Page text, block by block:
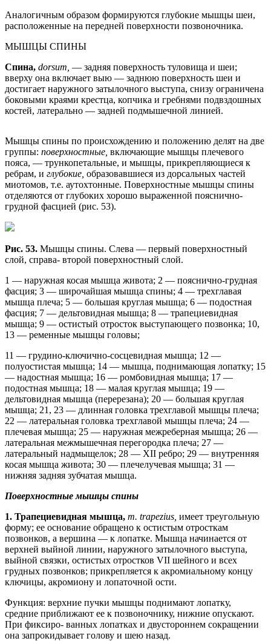
Аналогичным образом формируются глубокие мышцы шеи,
расположенные на передней поверхности позвоночника.
МЫШЦЫ СПИНЫ
Спина, dorsum, — задняя поверхность туловища и шеи;
вверху она включает выю — заднюю поверхность шеи и
достигает наружного затылочного выступа, снизу ограничена
боковыми краями крестца, копчика и гребнями подвздошных
костей, латерально — задней подмышечной линией.
Мышцы спины по происхождению и положению делят на две
группы: поверхностные, включающие мышцы плечевого
пояса, — трункопетальные, и мышцы, прикрепляющиеся к
ребрам, и глубокие, образовавшиеся из дорсальных частей
миотомов, т.е. аутохтонные. Поверхностные мышцы спины
отделяются от глубоких хорошо выраженной пояснично-
грудной фасцией (рис. 53).
Рис. 53. Мышцы спины. Слева — первый поверхностный
слой, справа- второй поверхностный слой.
1 — наружная косая мышца живота; 2 — пояснично-грудная
фасция; 3 — широчайшая мышца спины; 4 — трехглавая
мышца плеча; 5 — большая круглая мышца; 6 — подостная
фасция; 7 — дельтовидная мышца; 8 — трапециевидная
мышца; 9 — остистый отросток выступающего позвонка; 10,
13 — ременные мышцы головы;
11 — грудино-ключично-сосцевидная мышца; 12 —
полуостистая мышца; 14 — мышца, поднимающая лопатку; 15
— надостная мышца; 16 — ромбовидная мышца; 17 —
подостная мышца; 18 — малая круглая мышца; 19 —
дельтовидная мышца (перерезана); 20 — большая круглая
мышца; 21, 23 — длинная головка трехглавой мышцы плеча;
22 — латеральная головка трехглавой мышцы плеча; 24 —
плечевая мышца; 25 — наружная межреберная мышца; 26 —
латеральная межмышечная перегородка плеча; 27 —
латеральный надмыщелок; 28 — XII ребро; 29 — внутренняя
косая мышца живота; 30 — плечелучевая мышца; 31 —
нижняя задняя зубчатая мышца.
Поверхностные мышцы спины
1. Трапециевидная мышца, т. trapezius, имеет треугольную
форму; ее основание обращено к остистым отросткам
позвонков, а вершина — к лопатке. Мышца начинается от
верхней выйной линии, наружного затылочного выступа,
выйной связки, остистых отростков VII шейного и всех
грудных позвонков; прикрепляется к акромиальному концу
ключицы, акромиону и лопаточной ости.
Функция: верхние пучки мышцы поднимают лопатку,
средние приближают ее к позвоночнику, нижние опускают.
При фиксиро- ванных лопатках и двустороннем сокращении
она запрокидывает голову и шею назад.